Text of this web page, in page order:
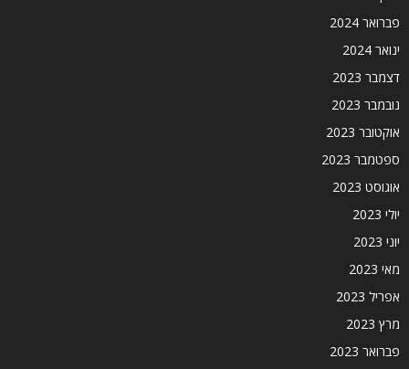
פברואר 2024
ינואר 2024
דצמבר 2023
נובמבר 2023
אוקטובר 2023
ספטמבר 2023
אוגוסט 2023
יולי 2023
יוני 2023
מאי 2023
אפריל 2023
מרץ 2023
פברואר 2023